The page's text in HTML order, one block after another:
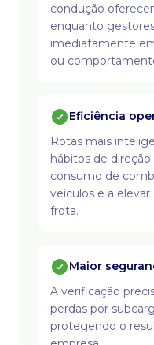
condução
enquanto
imediatamente
ou
Eficiência
Rotas mais
hábitos de
consumo de
veículos e a
frota.
Maior
A verificação
perdas por
protegendo o